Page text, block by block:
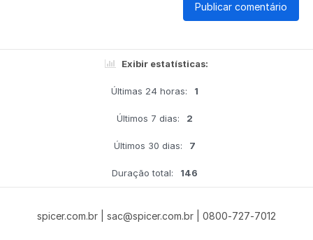
Publicar comentário
Exibir estatísticas:
Últimas 24 horas: 1
Últimos 7 dias: 2
Últimos 30 dias: 7
Duração total: 146
spicer.com.br | sac@spicer.com.br | 0800-727-7012